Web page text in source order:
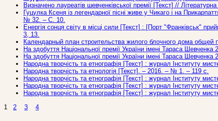
Визначено лауреатів шевченківської премії [Текст] //
Гуцулка Ксеня із легендарної пісні живе у Чикаго і на
№ 32. – С. 10.
Енергія сонця світу в місці сили [Текст] : [Порт "Франківськ"
3, 13.
Календарный план строительства жилого блочного дома
На здобуття Національної премії України імені Тараса
На здобуття Національної премії України імені Тараса
Народна творчість та етнографія [Текст] : журнал Інституту
Народна творчість та етнологія [Текст]. – 2016. – № 1. – 119 c.
Народна творчість та етнографія [Текст] : журнал Інституту
Народна творчість та етнографія [Текст] : журнал Інституту
Народна творчість та етнографія [Текст] : журнал Інституту
1 2 3 4